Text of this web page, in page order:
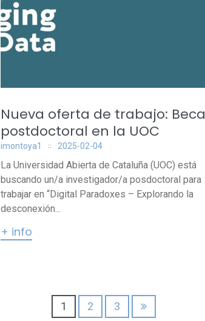
Nueva oferta de trabajo: Beca
postdoctoral en la UOC
imontoya1 2025-02-04
La Universidad Abierta de Cataluña (UOC) está
buscando un/a investigador/a posdoctoral para
trabajar en “Digital Paradoxes – Explorando la
desconexión...
+ info
1 2 3